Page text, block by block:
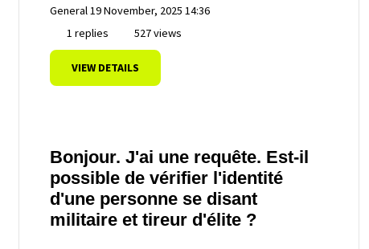
General19 November, 2025 14:36
1 replies
527 views
VIEW DETAILS
Bonjour. J'ai une requête. Est-il
possible de vérifier l'identité
d'une personne se disant
militaire et tireur d'élite ?